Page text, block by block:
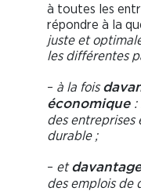
à toutes les
répondre à la
juste et
les différentes
– à la fois
économique :
des entreprises
durable ;
– et
des emplois de